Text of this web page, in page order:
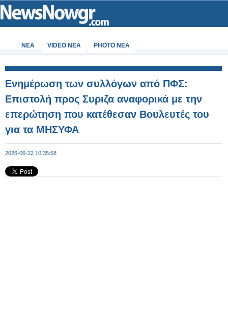
ΝΕΑ VIDEO NEA PHOTO NEA
Ενημέρωση των συλλόγων από ΠΦΣ:
Επιστολή προς Συριζα αναφορικά με την
επερώτηση που κατέθεσαν Βουλευτές του
για τα ΜΗΣΥΦΑ
2026-06-22 10:35:58